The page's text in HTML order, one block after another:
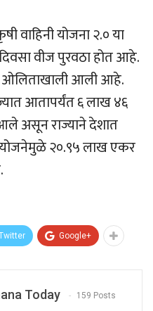
वाहिनी योजना २.० या
वीज पुरवठा होत आहे.
ओलिताखाली आली आहे.
आतापर्यंत ६ लाख ४६
असून राज्याने देशात
२०.९५ लाख एकर
Google+
Today 159 Posts